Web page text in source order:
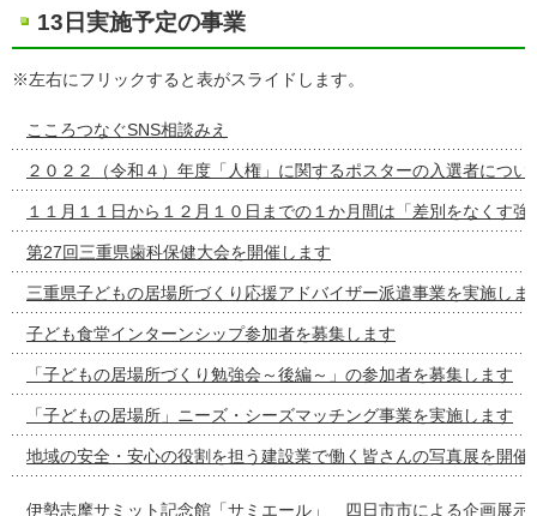
13日実施予定の事業
※左右にフリックすると表がスライドします。
こころつなぐSNS相談みえ
２０２２（令和４）年度「人権」に関するポスターの入選者につい
１１月１１日から１２月１０日までの１か月間は「差別をなくす強
第27回三重県歯科保健大会を開催します
三重県子どもの居場所づくり応援アドバイザー派遣事業を実施しま
子ども食堂インターンシップ参加者を募集します
「子どもの居場所づくり勉強会～後編～」の参加者を募集します
「子どもの居場所」ニーズ・シーズマッチング事業を実施します
地域の安全・安心の役割を担う建設業で働く皆さんの写真展を開催
伊勢志摩サミット記念館「サミエール」 四日市市による企画展示